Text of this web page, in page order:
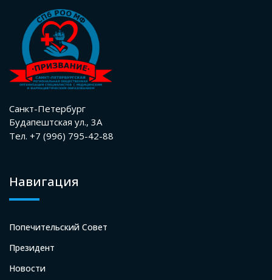
Санкт-Петербург
Будапештская ул., 3А
Тел. +7 (996) 795-42-88
Навигация
Попечительский Совет
Президент
Новости